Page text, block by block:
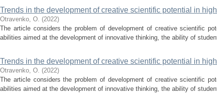
Trends in the development of creative scientific potential in
Otravenko, O. (2022)
The article considers the problem of development of creative scientific
abilities aimed at the development of innovative thinking, the ability of
Trends in the development of creative scientific potential in
Otravenko, O. (2022)
The article considers the problem of development of creative scientific
abilities aimed at the development of innovative thinking, the ability of